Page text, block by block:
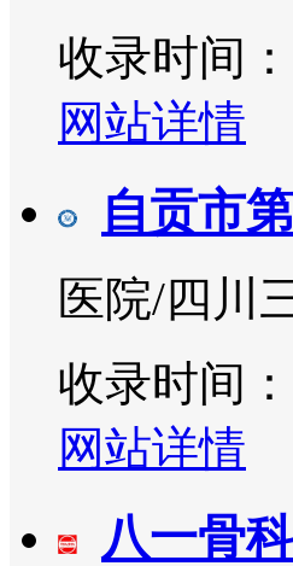
收录时间
网站详情
自贡市
医院/四川
收录时间
网站详情
八一骨